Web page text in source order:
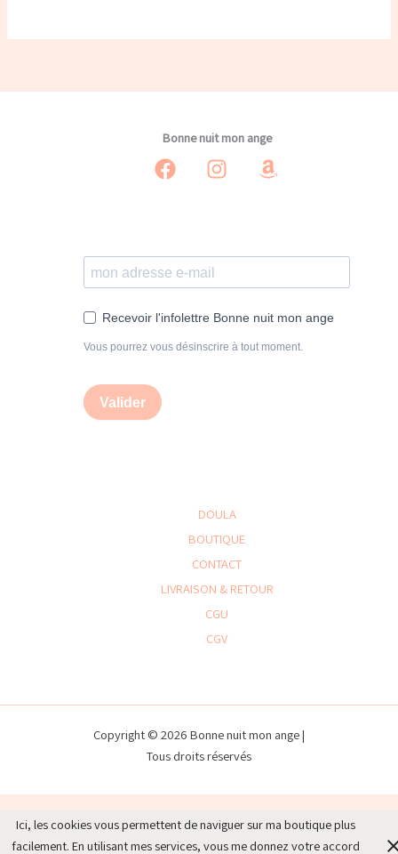
Bonne nuit mon ange
Recevoir l'infolettre Bonne nuit mon ange
Vous pourrez vous désinscrire à tout moment.
Valider
DOULA
BOUTIQUE
CONTACT
LIVRAISON & RETOUR
CGU
CGV
Copyright © 2026 Bonne nuit mon ange |
Tous droits réservés
Ici, les cookies vous permettent de naviguer sur ma boutique plus
facilement. En utilisant mes services, vous me donnez votre accord